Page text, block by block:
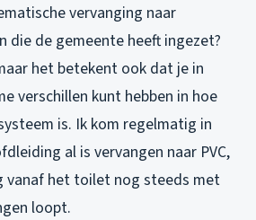
vervanging naar
die de gemeente heeft ingezet?
het betekent ook dat je in
verschillen kunt hebben in hoe
is. Ik kom regelmatig in
al is vervangen naar PVC,
vanaf het toilet nog steeds met
loopt.